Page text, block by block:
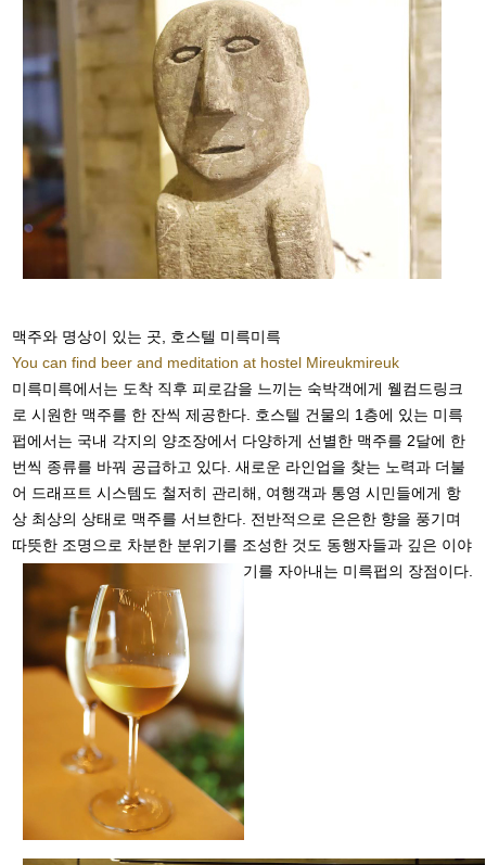
맥주와 명상이 있는 곳, 호스텔 미륵미륵
You can find beer and meditation at hostel Mireukmireuk
미륵미륵에서는 도착 직후 피로감을 느끼는 숙박객에게 웰컴드링크
로 시원한 맥주를 한 잔씩 제공한다. 호스텔 건물의 1층에 있는 미륵
펍에서는 국내 각지의 양조장에서 다양하게 선별한 맥주를 2달에 한
번씩 종류를 바꿔 공급하고 있다. 새로운 라인업을 찾는 노력과 더불
어 드래프트 시스템도 철저히 관리해, 여행객과 통영 시민들에게 항
상 최상의 상태로 맥주를 서브한다. 전반적으로 은은한 향을 풍기며
따뜻한 조명으로 차분한 분위기를 조성한 것도 동행자들과 깊은 이야
기를 자아내는 미륵펍의 장점이다.